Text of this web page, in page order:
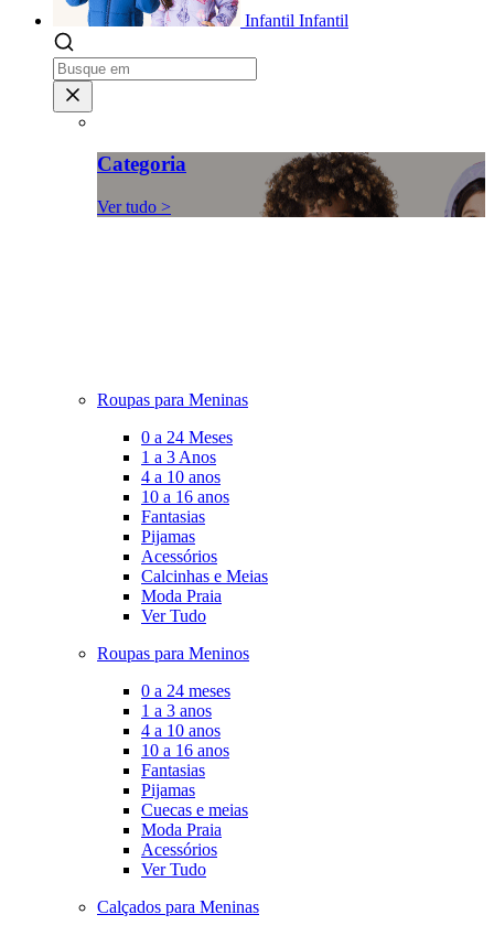
Infantil Infantil
Categoria
Ver tudo >
Roupas para Meninas
0 a 24 Meses
1 a 3 Anos
4 a 10 anos
10 a 16 anos
Fantasias
Pijamas
Acessórios
Calcinhas e Meias
Moda Praia
Ver Tudo
Roupas para Meninos
0 a 24 meses
1 a 3 anos
4 a 10 anos
10 a 16 anos
Fantasias
Pijamas
Cuecas e meias
Moda Praia
Acessórios
Ver Tudo
Calçados para Meninas